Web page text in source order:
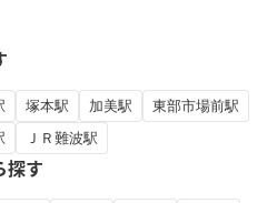
塚本駅 加美駅
東部市場前駅
ＪＲ難波駅
探す